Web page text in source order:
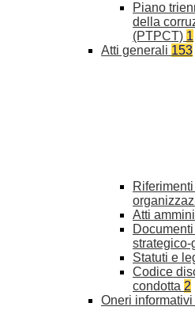
Piano
della
(PTPCT) 1
Atti generali 153
Atti
Statuti e
Codice
condotta 2
Oneri